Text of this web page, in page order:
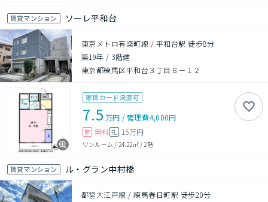
賃貸マンション ソーレ平和台
東京メトロ有楽町線 / 平和台駅 徒歩8分
築19年 / 3階建
東京都練馬区平和台３丁目８－１２
家賃カード決済可
7.5 万円 /管理費4,000円
敷 無料 礼 15万円
ワンルーム / 24.22㎡/2階
賃貸マンション ル・グラン中村橋
都営大江戸線 / 練馬春日町駅 徒歩20分